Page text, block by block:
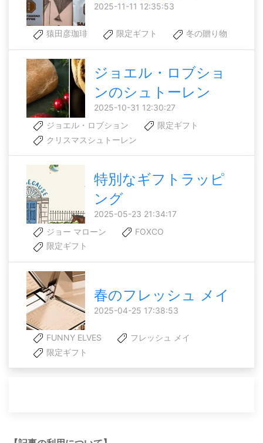
2025-11-11 12:35:53
猿田彦珈琲 限定ギフト 冬の贈り物
ジョエル・ロブショ
ンのシュトーレン
2025-10-31 12:30:27
ジョエル・ロブション
限定ギフト
クリスマスシュトーレン
特別なギフトラッピ
ング
2025-05-23 21:34:17
ジョー マローン
FOXCO
限定ギフト
春のフレッシュ メイ
2025-04-25 17:38:53
FUNNY ELVES
フレッシュ メイ
限定ギフト